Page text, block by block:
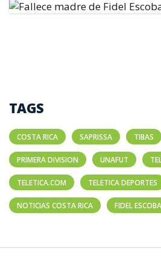
TAGS
COSTA RICA SAPRISSA TIBAS
PRIMERA DIVISION UNAFUT
TELETICA.COM TELETICA DEPORTES
NOTICIAS COSTA RICA FIDEL